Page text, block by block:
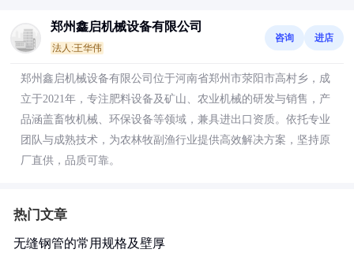
郑州鑫启机械设备有限公司
法人:王华伟
咨询 进店
郑州鑫启机械设备有限公司位于河南省郑州市荥阳市高村乡，成
立于2021年，专注肥料设备及矿山、农业机械的研发与销售，产
品涵盖畜牧机械、环保设备等领域，兼具进出口资质。依托专业
团队与成熟技术，为农林牧副渔行业提供高效解决方案，坚持原
厂直供，品质可靠。
热门文章
无缝钢管的常用规格及壁厚